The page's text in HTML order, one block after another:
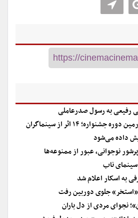
رفیعی به رسول صدرعاملی
در بیست و چهارمین دوره جشنواره؛ ۱۴ اثر از سینماگران
داده می‌شود
نوجوانی، عبور از ممنوعه‌ها
ناب
جلوی دوربین رفت
نجواى مردى از دل باران